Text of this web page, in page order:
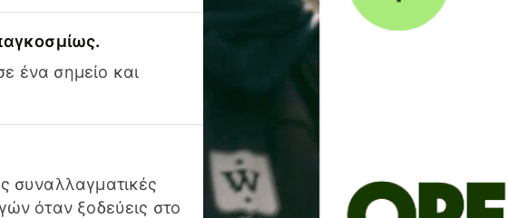
ένα σημείο και
συναλλαγματικές
όταν ξοδεύεις στο